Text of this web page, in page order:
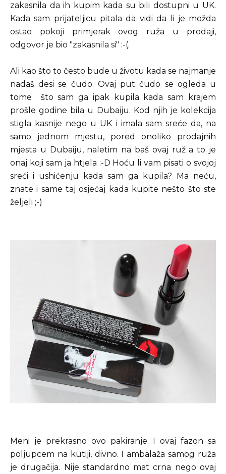
zakasnila da ih kupim kada su bili dostupni u UK.
Kada sam prijateljicu pitala da vidi da li je možda
ostao pokoji primjerak ovog ruža u prodaji,
odgovor je bio "zakasnila si" :-(.
Ali kao što to često bude u životu kada se najmanje
nadaš desi se čudo. Ovaj put čudo se ogleda u
tome što sam ga ipak kupila kada sam krajem
prošle godine bila u Dubaiju. Kod njih je kolekcija
stigla kasnije nego u UK i imala sam sreće da, na
samo jednom mjestu, pored onoliko prodajnih
mjesta u Dubaiju, naletim na baš ovaj ruž a to je
onaj koji sam ja htjela :-D Hoću li vam pisati o svojoj
sreći i ushićenju kada sam ga kupila? Ma neću,
znate i same taj osjećaj kada kupite nešto što ste
željeli ;-)
Meni je prekrasno ovo pakiranje. I ovaj fazon sa
poljupcem na kutiji, divno. I ambalaža samog ruža
je drugačija. Nije standardno mat crna nego ovaj